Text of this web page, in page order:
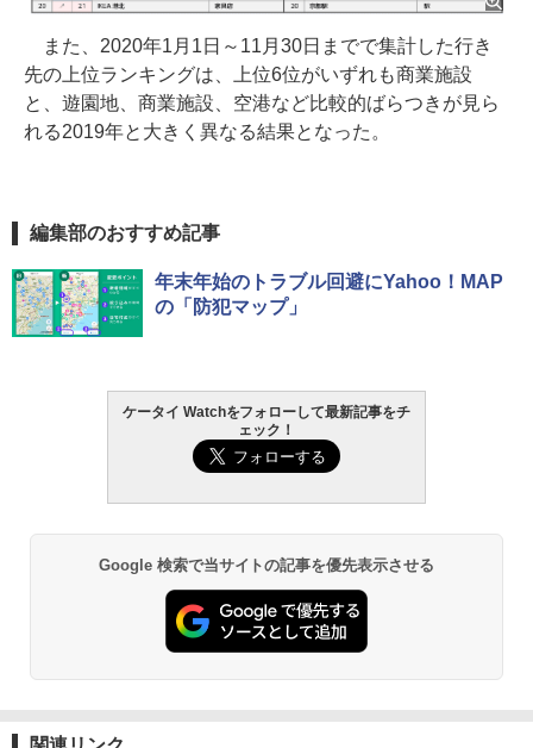
また、2020年1月1日～11月30日までで集計した行き
先の上位ランキングは、上位6位がいずれも商業施設
と、遊園地、商業施設、空港など比較的ばらつきが見ら
れる2019年と大きく異なる結果となった。
編集部のおすすめ記事
年末年始のトラブル回避にYahoo！MAP
の「防犯マップ」
ケータイ Watchをフォローして最新記事をチ
ェック！
Google 検索で当サイトの記事を優先表示させる